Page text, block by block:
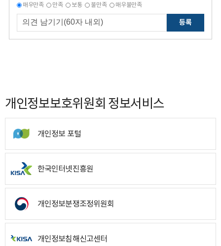
매우만족 만족 보통 불만족 매우불만족
등록
개인정보보호위원회 정보서비스
개인정보 포털
한국인터넷진흥원
개인정보분쟁조정위원회
개인정보침해신고센터